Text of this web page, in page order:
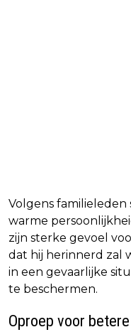
Volgens
warme
zijn sterke gevoel
dat hij herinnerd zal
in een gevaarlijke
te beschermen.
Oproep voor